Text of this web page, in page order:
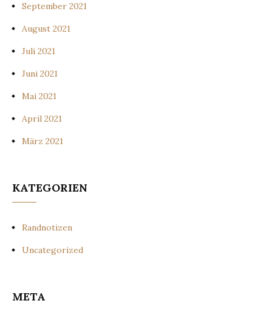
September 2021
August 2021
Juli 2021
Juni 2021
Mai 2021
April 2021
März 2021
KATEGORIEN
Randnotizen
Uncategorized
META